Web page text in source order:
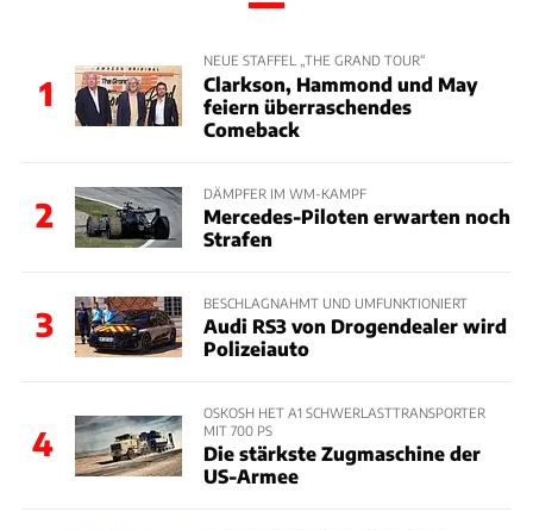
1
NEUE STAFFEL „THE GRAND TOUR“
Clarkson, Hammond und May
feiern überraschendes
Comeback
2
DÄMPFER IM WM-KAMPF
Mercedes-Piloten erwarten noch
Strafen
3
BESCHLAGNAHMT UND UMFUNKTIONIERT
Audi RS3 von Drogendealer wird
Polizeiauto
4
OSKOSH HET A1 SCHWERLASTTRANSPORTER
MIT 700 PS
Die stärkste Zugmaschine der
US-Armee